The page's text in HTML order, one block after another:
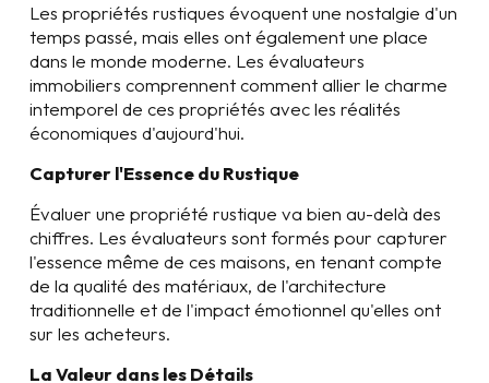
Les propriétés rustiques évoquent une nostalgie d'un
temps passé, mais elles ont également une place
dans le monde moderne. Les évaluateurs
immobiliers comprennent comment allier le charme
intemporel de ces propriétés avec les réalités
économiques d'aujourd'hui.
Capturer l'Essence du Rustique
Évaluer une propriété rustique va bien au-delà des
chiffres. Les évaluateurs sont formés pour capturer
l'essence même de ces maisons, en tenant compte
de la qualité des matériaux, de l'architecture
traditionnelle et de l'impact émotionnel qu'elles ont
sur les acheteurs.
La Valeur dans les Détails